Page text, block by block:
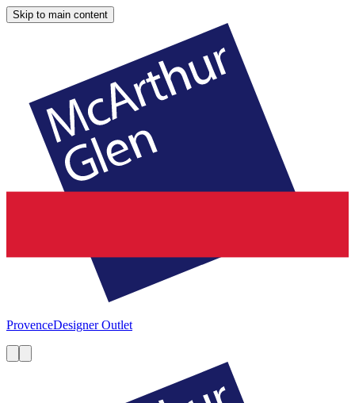
Skip to main content
ProvenceDesigner Outlet